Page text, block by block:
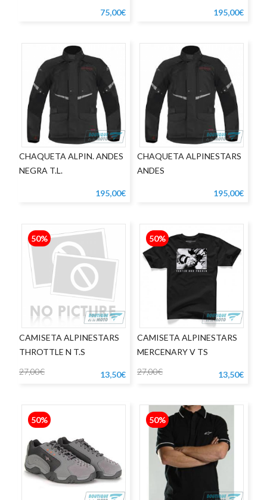
75,00€ 195,00€
CHAQUETA ALPIN. ANDES
NEGRA T.L.
195,00€
CHAQUETA ALPINESTARS
ANDES
195,00€
50%
CAMISETA ALPINESTARS
THROTTLE N T.S
27,00€
13,50€
50%
CAMISETA ALPINESTARS
MERCENARY V TS
27,00€
13,50€
50% 50%